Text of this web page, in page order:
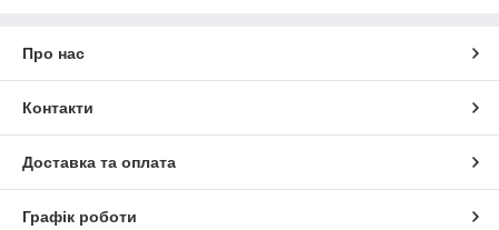
Про нас
Контакти
Доставка та оплата
Графік роботи